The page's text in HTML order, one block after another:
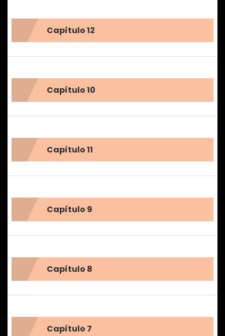
Capítulo 12
Capítulo 10
Capítulo 11
Capítulo 9
Capítulo 8
Capítulo 7